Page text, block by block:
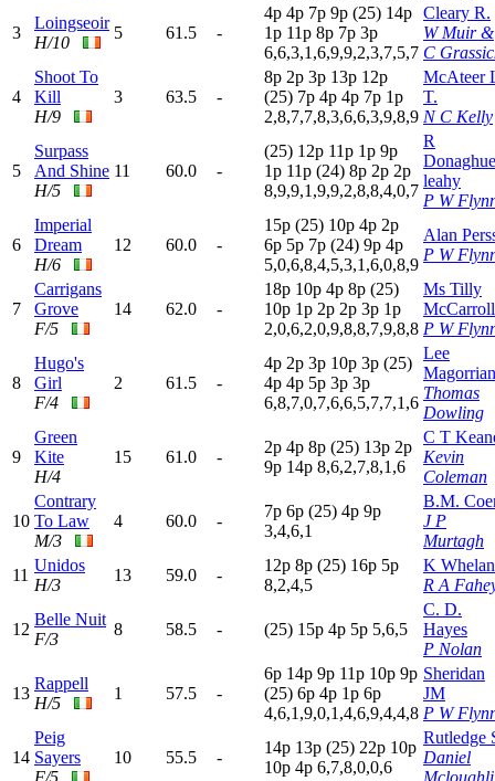
3
Loingseoir
H/10
5 61.5 -
4p 4p 7p 9p (25) 14p
1p 11p 8p 7p 3p
6,6,3,1,6,9,9,2,3,7,5,7
Cleary R.
W Muir &
C
4
Shoot To
Kill
H/9
3 63.5 -
8p 2p 3p 13p 12p
(25) 7p 4p 4p 7p 1p
2,8,7,7,8,3,6,6,3,9,8,9
McAteer
T.
N C Kelly
5
Surpass
And Shine
H/5
11 60.0 -
(25) 12p 11p 1p 9p
1p 11p (24) 8p 2p 2p
8,9,9,1,9,9,2,8,8,4,0,7
R
leahy
P W
6
Imperial
Dream
H/6
12 60.0 -
15p (25) 10p 4p 2p
6p 5p 7p (24) 9p 4p
5,0,6,8,4,5,3,1,6,0,8,9
Alan
P W
7
Carrigans
Grove
F/5
14 62.0 -
18p 10p 4p 8p (25)
10p 1p 2p 2p 3p 1p
2,0,6,2,0,9,8,8,7,9,8,8
Ms Tilly
McCarroll
P W
8
Hugo's
Girl
F/4
2 61.5 -
4p 2p 3p 10p 3p (25)
4p 4p 5p 3p 3p
6,8,7,0,7,6,6,5,7,7,1,6
Lee
Magorrian
Thomas
Dowling
9
Green
Kite
H/4
15 61.0 -
2p 4p 8p (25) 13p 2p
9p 14p 8,6,2,7,8,1,6
C T
Kevin
Coleman
10
Contrary
To Law
M/3
4 60.0 -
7p 6p (25) 4p 9p
3,4,6,1
B.M.
J P
Murtagh
11
Unidos
H/3
13 59.0 -
12p 8p (25) 16p 5p
8,2,4,5
K Whelan
R A
12
Belle Nuit
F/3
8 58.5 - (25) 15p 4p 5p 5,6,5
C. D.
Hayes
P Nolan
13
Rappell
H/5
1 57.5 -
6p 14p 9p 11p 10p 9p
(25) 6p 4p 1p 6p
4,6,1,9,0,1,4,6,9,4,4,8
Sheridan
JM
P W
14
Peig
Sayers
F/5
10 55.5 -
14p 13p (25) 22p 10p
10p 4p 6,7,8,0,0,6
Rutledge
Daniel